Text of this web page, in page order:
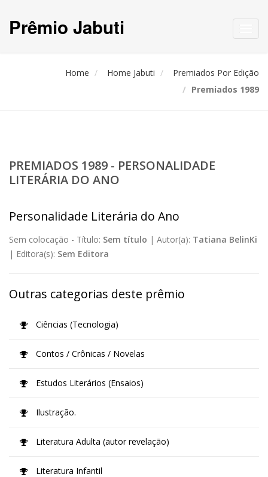
Prêmio Jabuti
Home Home Jabuti
Premiados Por Edição
Premiados 1989
PREMIADOS 1989 - PERSONALIDADE
LITERÁRIA DO ANO
Personalidade Literária do Ano
Sem colocação - Título: Sem título | Autor(a): Tatiana BelinKi
| Editora(s): Sem Editora
Outras categorias deste prêmio
Ciências (Tecnologia)
Contos / Crônicas / Novelas
Estudos Literários (Ensaios)
Ilustração.
Literatura Adulta (autor revelação)
Literatura Infantil